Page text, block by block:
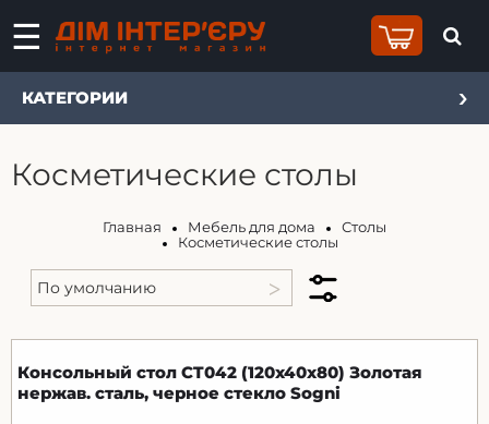
КАТЕГОРИИ
Косметические столы
Главная Мебель для дома
Столы
Косметические столы
Консольный стол CT042 (120x40x80) Золотая
нержав. сталь, черное стекло Sogni